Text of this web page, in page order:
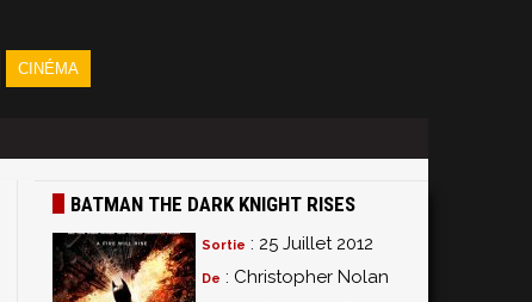
CINÉMA
BATMAN THE DARK KNIGHT RISES
Sortie : 25 Juillet 2012
De : Christopher Nolan